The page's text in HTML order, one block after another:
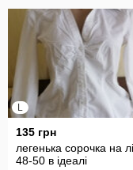
L
135 грн
легенька сорочка на
48-50 в ідеалі